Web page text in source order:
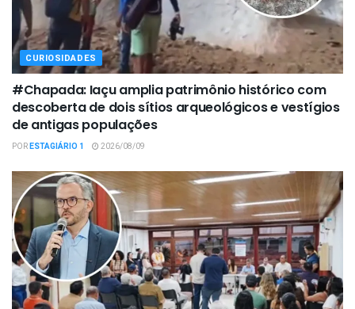
CURIOSIDADES
#Chapada: Iaçu amplia patrimônio histórico com
descoberta de dois sítios arqueológicos e vestígios
de antigas populações
PORESTAGIÁRIO 1 2026/08/09